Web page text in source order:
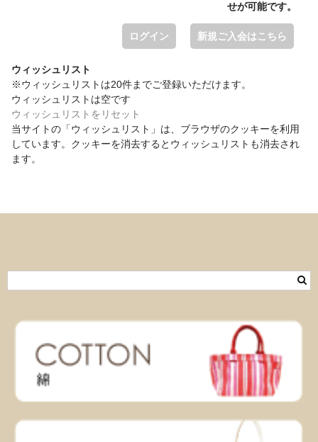
せが可能です。
ログイン 新規ご入会はこちら
ウィッシュリスト
※ウィッシュリストは20件までご登録いただけます。
ウィッシュリストは空です
ウィッシュリストをリセット
当サイトの「ウィッシュリスト」は、ブラウザのクッキーを利用
しています。クッキーを消去するとウィッシュリストも消去され
ます。